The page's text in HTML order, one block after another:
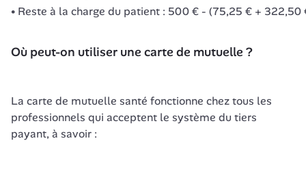
Reste à la charge du patient : 500 € - (75,25 € + 322,50
Où peut-on utiliser une carte de mutuelle ?
La carte de mutuelle santé fonctionne chez tous les
professionnels qui acceptent le système du tiers
payant, à savoir :